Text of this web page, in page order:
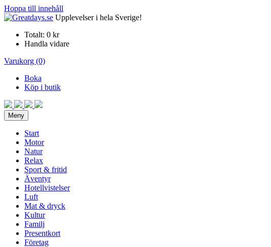
Hoppa till innehåll
Upplevelser i hela Sverige!
Totalt: 0 kr
Handla vidare
Varukorg (0)
Boka
Köp i butik
Meny
Start
Motor
Natur
Relax
Sport & fritid
Äventyr
Hotellvistelser
Luft
Mat & dryck
Kultur
Familj
Presentkort
Företag